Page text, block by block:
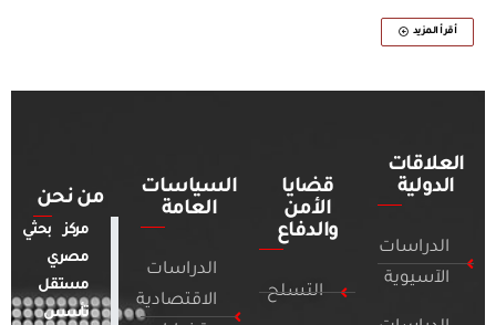
أقرأ المزيد
العلاقات
الدولية
الدراسات
الآسيوية
قضايا
الأمن
والدفاع
التسلح
السياسات
العامة
الدراسات
الاقتصادية
من نحن
مركز بحثي
مصري
مستقل
تأسس